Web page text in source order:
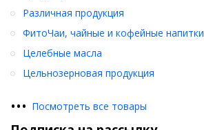
Различная продукция
ФитоЧаи, чайные и кофейные напитки
Целебные масла
Цельнозерновая продукция
••• Посмотреть все товары